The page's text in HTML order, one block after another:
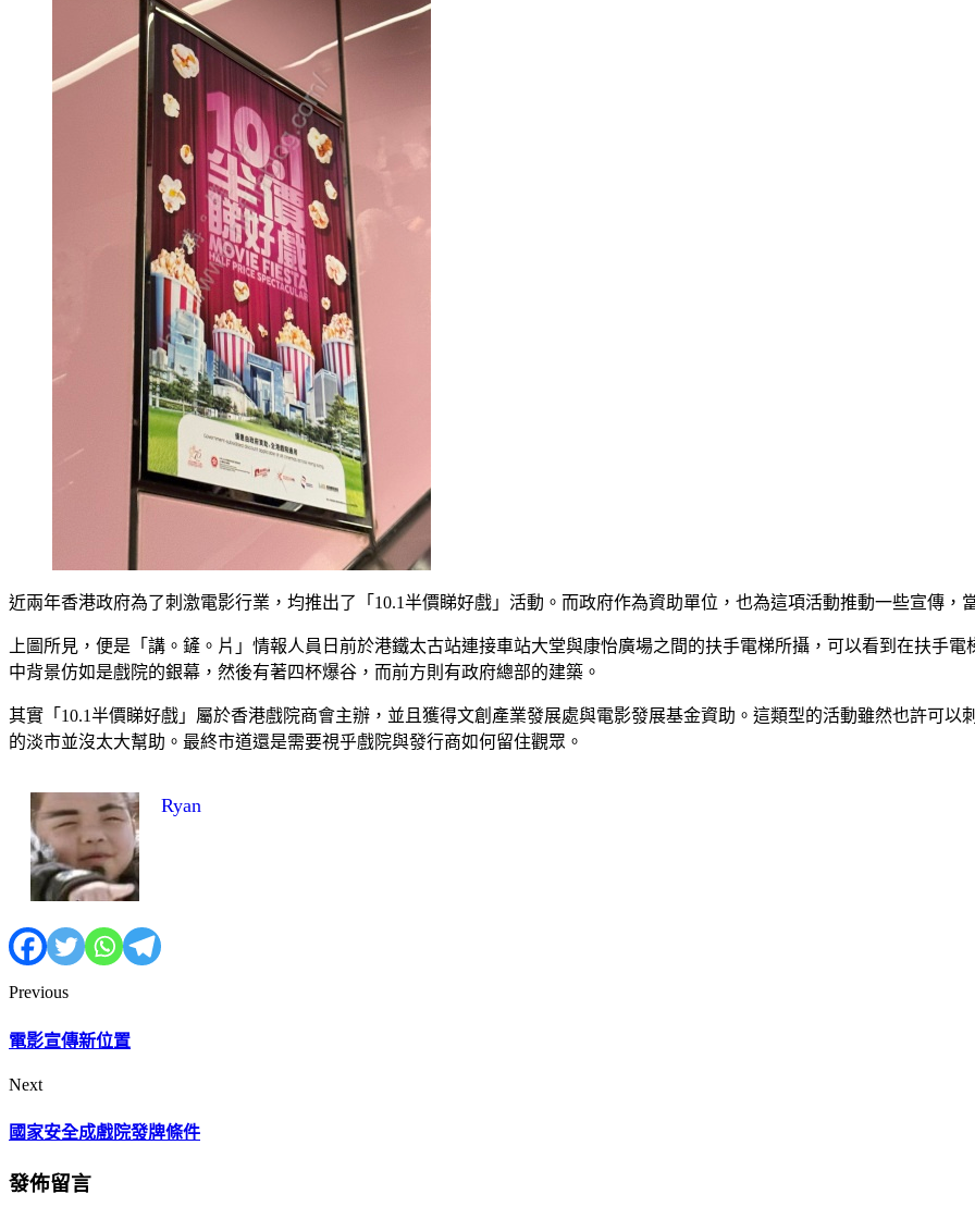
近兩年香港政府為了刺激電影行業，均推出了「10.1半價睇好戲」活動。而政府作為資助單位，也為這項活動推動一些宣傳，
上圖所見，便是「講。鏟。片」情報人員日前於港鐵太古站連接車站大堂與康怡廣場之間的扶手電梯所攝，可以看到在扶手
中背景仿如是戲院的銀幕，然後有著四杯爆谷，而前方則有政府總部的建築。
其實「10.1半價睇好戲」屬於香港戲院商會主辦，並且獲得文創產業發展處與電影發展基金資助。這類型的活動雖然也許可
的淡市並沒太大幫助。最終市道還是需要視乎戲院與發行商如何留住觀眾。
Ryan
Previous
電影宣傳新位置
Next
國家安全成戲院發牌條件
發佈留言